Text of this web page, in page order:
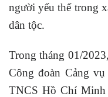
người yếu thế trong
dân tộc.
Trong tháng 01/
Công đoàn Cảng
TNCS Hồ Chí Minh